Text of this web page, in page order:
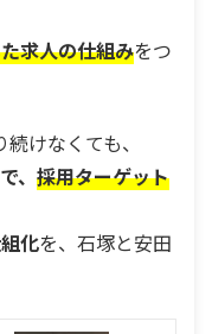
求人の仕組みをつ
けなくても、
、 採用ターゲット
化を、石塚と安田